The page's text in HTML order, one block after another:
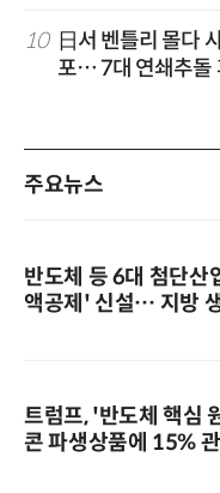
10 日서 벤틀리 몰다
포… 7대 연쇄추돌
주요뉴스
반도체 등 6대 첨단산
액공제' 신설… 지방
트럼프, '반도체 핵심
콘 파생상품에 15% 관